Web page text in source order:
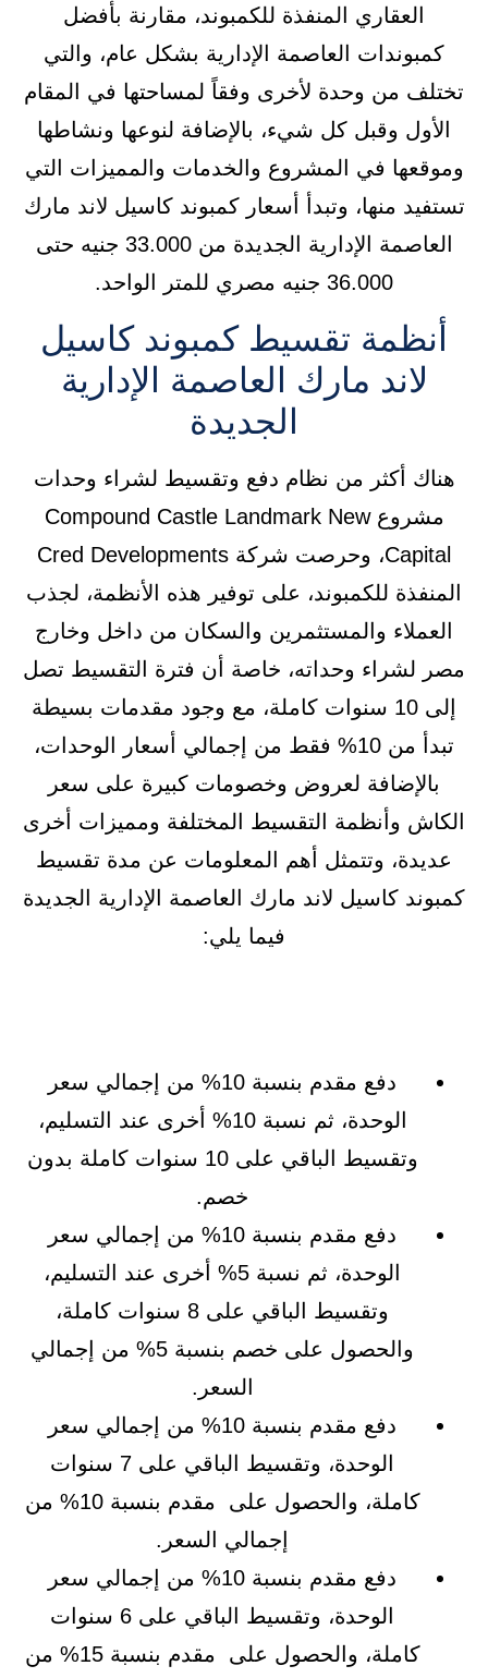
العقاري المنفذة للكمبوند، مقارنة بأفضل
كمبوندات العاصمة الإدارية بشكل عام، والتي
تختلف من وحدة لأخرى وفقاً لمساحتها في المقام
الأول وقبل كل شيء، بالإضافة لنوعها ونشاطها
وموقعها في المشروع والخدمات والمميزات التي
تستفيد منها، وتبدأ أسعار كمبوند كاسيل لاند مارك
العاصمة الإدارية الجديدة من 33.000 جنيه حتى
36.000 جنيه مصري للمتر الواحد.
أنظمة تقسيط كمبوند كاسيل
لاند مارك العاصمة الإدارية
الجديدة
هناك أكثر من نظام دفع وتقسيط لشراء وحدات
مشروع Compound Castle Landmark New
Capital، وحرصت شركة Cred Developments
المنفذة للكمبوند، على توفير هذه الأنظمة، لجذب
العملاء والمستثمرين والسكان من داخل وخارج
مصر لشراء وحداته، خاصة أن فترة التقسيط تصل
إلى 10 سنوات كاملة، مع وجود مقدمات بسيطة
تبدأ من 10% فقط من إجمالي أسعار الوحدات،
بالإضافة لعروض وخصومات كبيرة على سعر
الكاش وأنظمة التقسيط المختلفة ومميزات أخرى
عديدة، وتتمثل أهم المعلومات عن مدة تقسيط
كمبوند كاسيل لاند مارك العاصمة الإدارية الجديدة
فيما يلي:
دفع مقدم بنسبة 10% من إجمالي سعر
الوحدة، ثم نسبة 10% أخرى عند التسليم،
وتقسيط الباقي على 10 سنوات كاملة بدون
خصم.
دفع مقدم بنسبة 10% من إجمالي سعر
الوحدة، ثم نسبة 5% أخرى عند التسليم،
وتقسيط الباقي على 8 سنوات كاملة،
والحصول على خصم بنسبة 5% من إجمالي
السعر.
دفع مقدم بنسبة 10% من إجمالي سعر
الوحدة، وتقسيط الباقي على 7 سنوات
كاملة، والحصول على مقدم بنسبة 10% من
إجمالي السعر.
دفع مقدم بنسبة 10% من إجمالي سعر
الوحدة، وتقسيط الباقي على 6 سنوات
كاملة، والحصول على مقدم بنسبة 15% من